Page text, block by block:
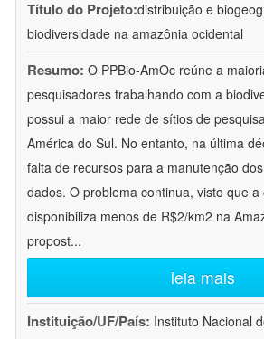
Título do Projeto:distribuição e
biodiversidade na amazônia ocidental
Resumo: O PPBio-AmOc reúne a
pesquisadores trabalhando com a
possui a maior rede de sítios de
América do Sul. No entanto, na última
falta de recursos para a manutenção
dados. O problema continua, visto que a
disponibiliza menos de R$2/km2 na
propost...
leia mais
Instituição/UF/País: Instituto Nacional